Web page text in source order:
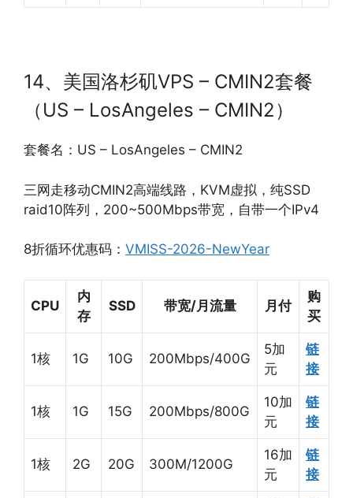
14、美国洛杉矶VPS – CMIN2套餐
（US – LosAngeles – CMIN2）
套餐名：US – LosAngeles – CMIN2
三网走移动CMIN2高端线路，KVM虚拟，纯SSD
raid10阵列，200~500Mbps带宽，自带一个IPv4
8折循环优惠码： VMISS-2026-NewYear
CPU
内
存
SSD 带宽/月流量 月付
购
买
1核 1G 10G 200Mbps/400G
5加
元
链
接
1核 1G 15G 200Mbps/800G
10加
元
链
接
1核 2G 20G 300M/1200G
16加
元
链
接